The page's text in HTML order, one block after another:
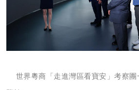
世界粵商「走進灣區看寶安」考察